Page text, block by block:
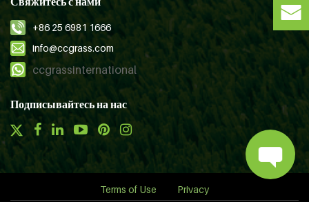
+86 25 6981 1666
info@ccgrass.com
ccgrassinternational
Подписывайтесь на нас
Terms of Use Privacy